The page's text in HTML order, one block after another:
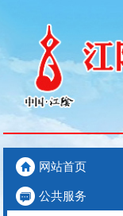
网站首页
公共服务